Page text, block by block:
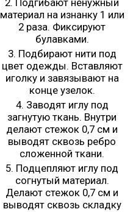
2. Подгибают ненужный
материал на изнанку 1 или
2 раза. Фиксируют
булавками.
3. Подбирают нити под
цвет одежды. Вставляют
иголку и завязывают на
конце узелок.
4. Заводят иглу под
загнутую ткань. Внутри
делают стежок 0,7 см и
выводят сквозь ребро
сложенной ткани.
5. Подцепляют иглу под
согнутый материал.
Делают стежок 0,7 см и
выводят сквозь складку